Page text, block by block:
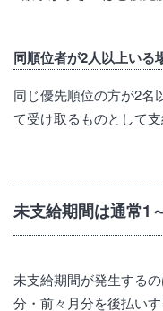
同順位者が2人以上いる
同じ優先順位の方が2名
て受け取るものとして支
未支給期間は通常1
未支給期間が発生する
分・前々月分を後払いす